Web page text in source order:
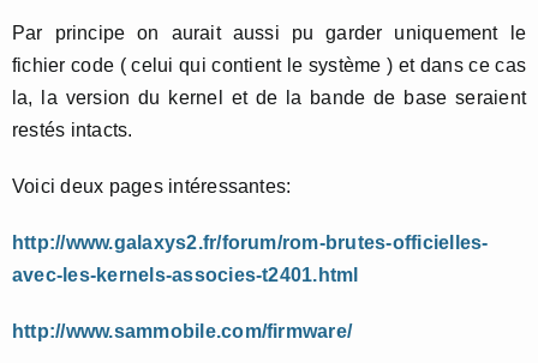
Par principe on aurait aussi pu garder uniquement le
fichier code ( celui qui contient le système ) et dans ce cas
la, la version du kernel et de la bande de base seraient
restés intacts.
Voici deux pages intéressantes:
http://www.galaxys2.fr/forum/rom-brutes-officielles-
avec-les-kernels-associes-t2401.html
http://www.sammobile.com/firmware/